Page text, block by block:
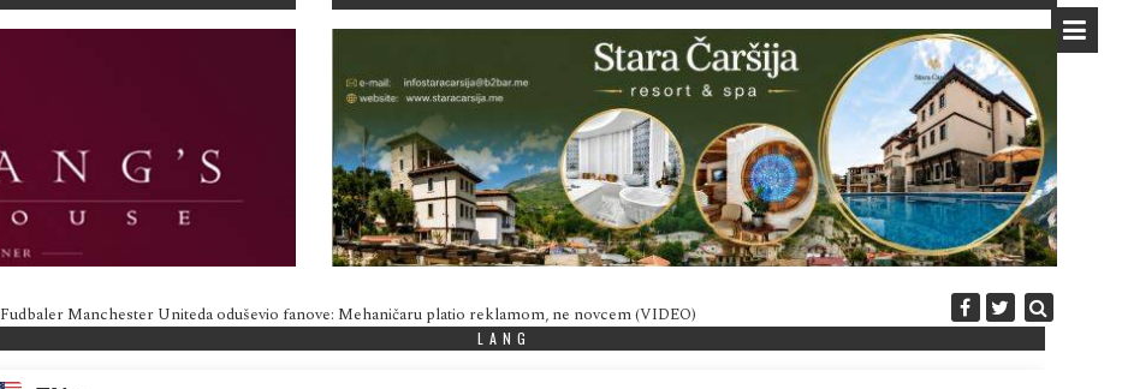
Fudbaler Manchester Uniteda oduševio fanove: Mehaničaru platio reklamom, ne novcem (VIDEO) Diplomatija po
LANG